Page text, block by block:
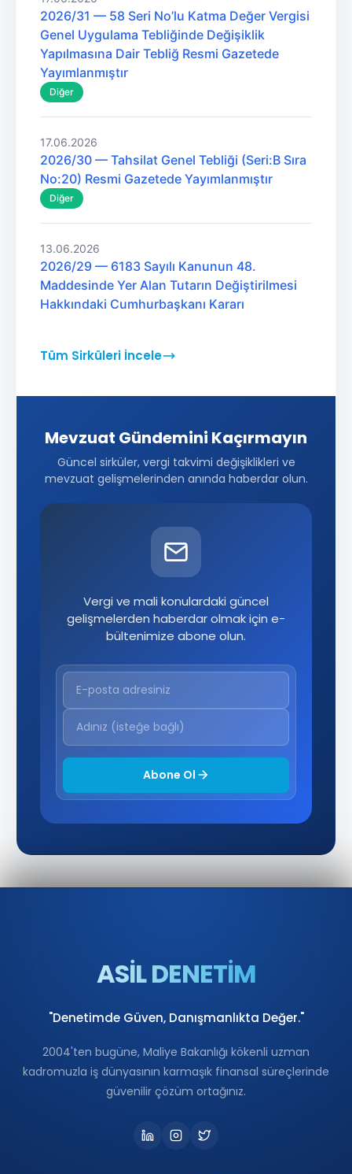
2026/31 — 58 Seri No’lu Katma Değer Vergisi
Genel Uygulama Tebliğinde Değişiklik
Yapılmasına Dair Tebliğ Resmi Gazetede
Yayımlanmıştır
Diğer
17.06.2026
2026/30 — Tahsilat Genel Tebliği (Seri:B Sıra
No:20) Resmi Gazetede Yayımlanmıştır
Diğer
13.06.2026
2026/29 — 6183 Sayılı Kanunun 48.
Maddesinde Yer Alan Tutarın Değiştirilmesi
Hakkındaki Cumhurbaşkanı Kararı
Tüm Sirküleri İncele
Mevzuat Gündemini Kaçırmayın
Güncel sirküler, vergi takvimi değişiklikleri ve
mevzuat gelişmelerinden anında haberdar olun.
Vergi ve mali konulardaki güncel
gelişmelerden haberdar olmak için e-
bültenimize abone olun.
Abone Ol
ASİL DENETİM
"Denetimde Güven, Danışmanlıkta Değer."
2004'ten bugüne, Maliye Bakanlığı kökenli uzman
kadromuzla iş dünyasının karmaşık finansal süreçlerinde
güvenilir çözüm ortağınız.